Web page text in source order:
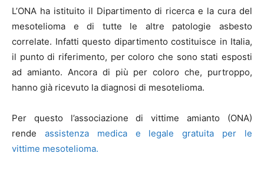
L’ONA ha istituito il Dipartimento di ricerca e la cura del
mesotelioma e di tutte le altre patologie asbesto
correlate. Infatti questo dipartimento costituisce in Italia,
il punto di riferimento, per coloro che sono stati esposti
ad amianto. Ancora di più per coloro che, purtroppo,
hanno già ricevuto la diagnosi di mesotelioma.
Per questo l’associazione di vittime amianto (ONA)
rende assistenza medica e legale gratuita per le
vittime mesotelioma.